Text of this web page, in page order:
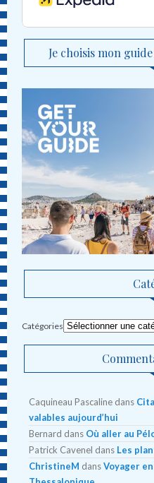
Je choisis mon
Catégories
Caquineau Pascaline dans
valables aujourd’hui
Bernard dans Où aller au
Patrick Cavenel dans Les
ChristineM dansVoyager